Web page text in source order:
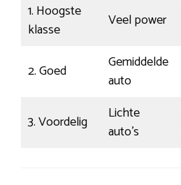
1. Hoogste
klasse
Veel power
2. Goed
Gemiddelde
auto
3. Voordelig
Lichte
auto’s